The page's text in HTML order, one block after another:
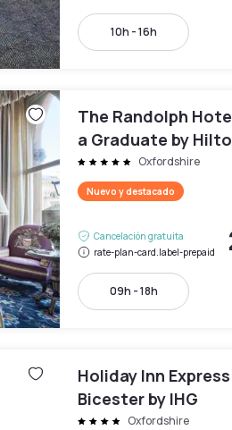
10h - 16h
The Randolph
a Graduate by
Oxfordshire
Nuevo y destacado
Cancelación gratuita
rate-plan-card.label-prepaid
09h - 18h
Holiday Inn
Bicester by IHG
Oxfordshire